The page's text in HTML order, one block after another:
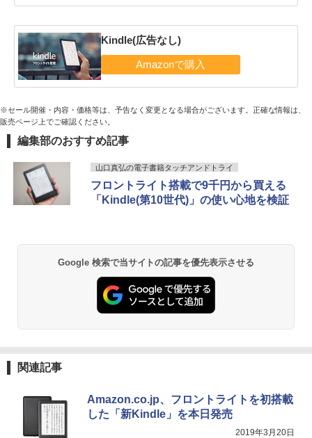
Kindle(広告なし)
※セール開催・内容・価格等は、予告なく変更となる場合がございます。正確な情報は、
販売ページ上でご確認ください。
編集部のおすすめ記事
山口真弘の電子書籍タッチアンドトライ
フロントライト搭載で9千円から買える
「Kindle(第10世代)」の使い心地を検証
Google 検索で当サイトの記事を優先表示させる
関連記事
Amazon.co.jp、フロントライトを初搭載
した「新Kindle」を本日発売
2019年3月20日